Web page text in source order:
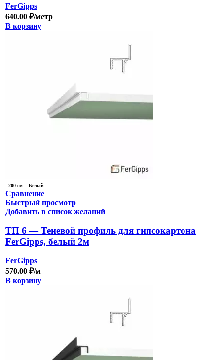
FerGipps
640.00 ₽/метр
В корзину
200 см Белый
Сравнение
Быстрый просмотр
Добавить в список желаний
ТП 6 — Теневой профиль для гипсокартона
FerGipps, белый 2м
FerGipps
570.00 ₽/м
В корзину